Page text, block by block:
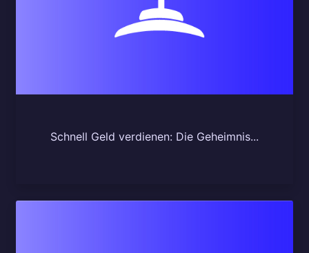
Schnell Geld verdienen: Die Geheimnis...